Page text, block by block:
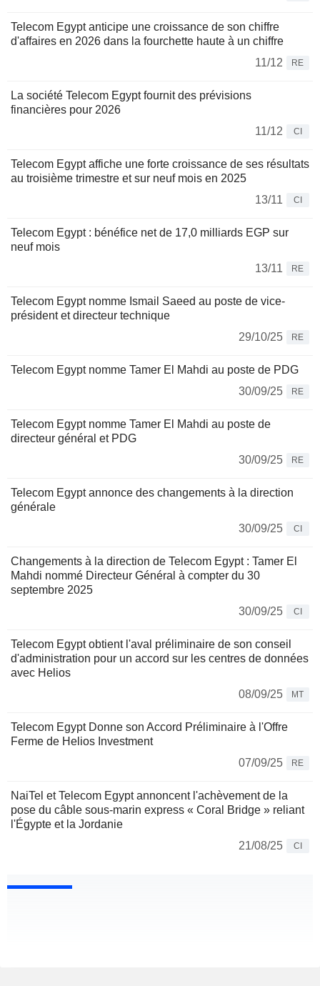
Telecom Egypt anticipe une croissance de son chiffre
d'affaires en 2026 dans la fourchette haute à un chiffre
11/12
RE
La société Telecom Egypt fournit des prévisions
financières pour 2026
11/12
CI
Telecom Egypt affiche une forte croissance de ses résultats
au troisième trimestre et sur neuf mois en 2025
13/11
CI
Telecom Egypt : bénéfice net de 17,0 milliards EGP sur
neuf mois
13/11
RE
Telecom Egypt nomme Ismail Saeed au poste de vice-
président et directeur technique
29/10/25
RE
Telecom Egypt nomme Tamer El Mahdi au poste de PDG
30/09/25
RE
Telecom Egypt nomme Tamer El Mahdi au poste de
directeur général et PDG
30/09/25
RE
Telecom Egypt annonce des changements à la direction
générale
30/09/25
CI
Changements à la direction de Telecom Egypt : Tamer El
Mahdi nommé Directeur Général à compter du 30
septembre 2025
30/09/25
CI
Telecom Egypt obtient l'aval préliminaire de son conseil
d'administration pour un accord sur les centres de données
avec Helios
08/09/25
MT
Telecom Egypt Donne son Accord Préliminaire à l'Offre
Ferme de Helios Investment
07/09/25
RE
NaiTel et Telecom Egypt annoncent l'achèvement de la
pose du câble sous-marin express « Coral Bridge » reliant
l'Égypte et la Jordanie
21/08/25
CI